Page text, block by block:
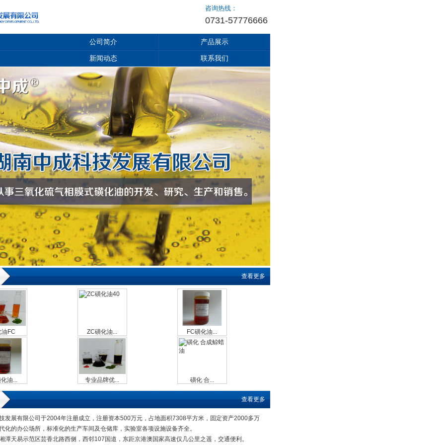
咨询热线：
0731-57776666
公司简介 产品展示
新闻动态 联系我们
查看更多
油FC ZC磺化油... FC磺化油...
油... 专业品牌优... 磺化 合...
查看更多
发展有限公司于2004年注册成立，注册资本500万元，占地面积7308平方米，固定资产2000多万
化的办公场所，标准化的生产车间及仓储库，实验室各项设施设备齐全。
天易示范区芸香北路西侧，西邻107国道，东距京港澳国家高速仅几公里之遥，交通便利。